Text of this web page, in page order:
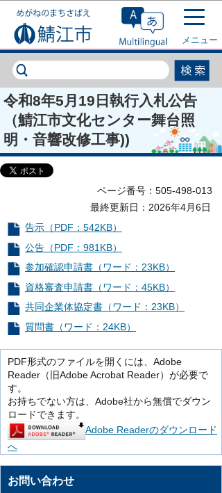
このページの本文へ移動
メニュー
令和8年5月19日執行入札公告
（鯖江市文化センター舞台照
明・音響改修工事))
ページ番号：505-498-013
最終更新日：2026年4月6日
告示（PDF：542KB）
公告（PDF：981KB）
参加確認申請書（ワード：23KB）
資格審査申請書（ワード：45KB）
共同企業体協定書（ワード：23KB）
質問書（ワード：24KB）
PDF形式のファイルを開くには、Adobe
Reader（旧Adobe Acrobat Reader）が必要で
す。
お持ちでない方は、Adobe社から無償でダウン
ロードできます。
Adobe Readerのダウンロード
へ
お問い合わせ